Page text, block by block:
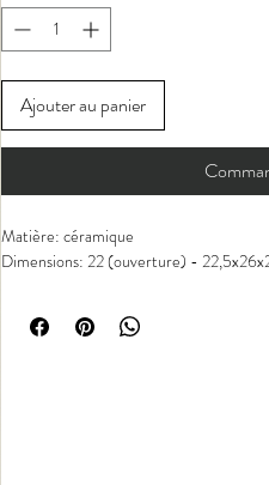
Ajouter au panier
Matière: céramique
Dimensions: 22 (ouverture) -